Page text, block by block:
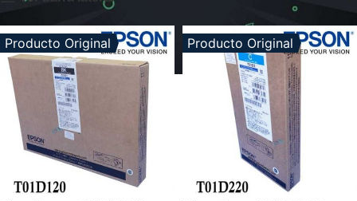
Producto Original Producto Original